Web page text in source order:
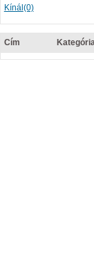
Kínál (0)
Cím